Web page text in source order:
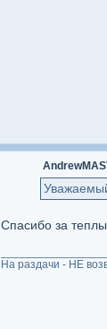
Спасибо за
На раздачи - НЕ